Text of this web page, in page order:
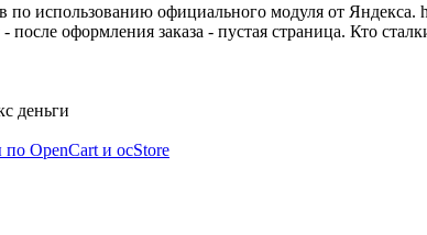
по использованию официального модуля от
после оформления заказа - пустая страница. Кто
деньги
OpenCart и ocStore